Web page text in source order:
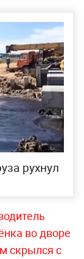
рухнул
во дворе
скрылся с